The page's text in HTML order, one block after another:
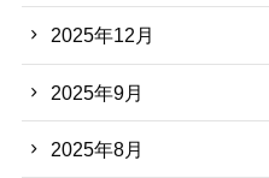
2025年12月
2025年9月
2025年8月